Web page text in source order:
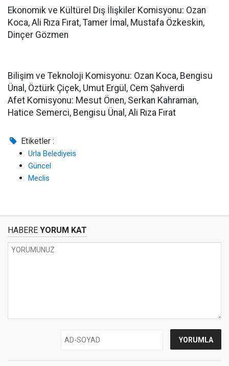
Ekonomik ve Kültürel Dış İlişkiler Komisyonu: Ozan
Koca, Ali Rıza Fırat, Tamer İmal, Mustafa Özkeskin,
Dinçer Gözmen
Bilişim ve Teknoloji Komisyonu: Ozan Koca, Bengisu
Ünal, Öztürk Çiçek, Umut Ergül, Cem Şahverdi
Afet Komisyonu: Mesut Önen, Serkan Kahraman,
Hatice Semerci, Bengisu Ünal, Ali Rıza Fırat
Etiketler :
Urla Belediyeis
Güncel
Meclis
HABERE YORUM KAT